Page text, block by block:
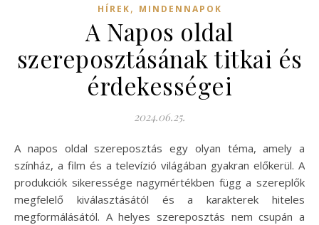
HÍREK, MINDENNAPOK
A Napos oldal
szereposztásának titkai és
érdekességei
2024.06.25.
A napos oldal szereposztás egy olyan téma, amely a
színház, a film és a televízió világában gyakran előkerül. A
produkciók sikeressége nagymértékben függ a szereplők
megfelelő kiválasztásától és a karakterek hiteles
megformálásától. A helyes szereposztás nem csupán a